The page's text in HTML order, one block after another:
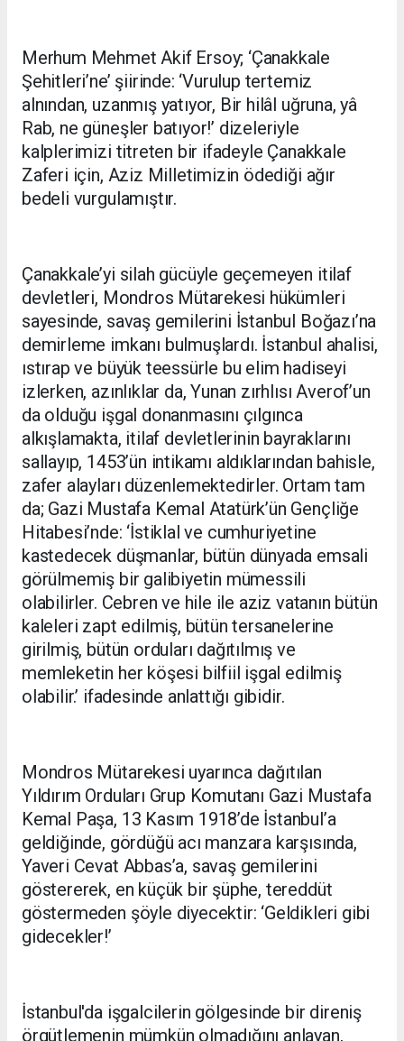
Merhum Mehmet Akif Ersoy; ‘Çanakkale
Şehitleri’ne’ şiirinde: ‘Vurulup tertemiz
alnından, uzanmış yatıyor, Bir hilâl uğruna, yâ
Rab, ne güneşler batıyor!’ dizeleriyle
kalplerimizi titreten bir ifadeyle Çanakkale
Zaferi için, Aziz Milletimizin ödediği ağır
bedeli vurgulamıştır.
Çanakkale’yi silah gücüyle geçemeyen itilaf
devletleri, Mondros Mütarekesi hükümleri
sayesinde, savaş gemilerini İstanbul Boğazı’na
demirleme imkanı bulmuşlardı. İstanbul ahalisi,
ıstırap ve büyük teessürle bu elim hadiseyi
izlerken, azınlıklar da, Yunan zırhlısı Averof’un
da olduğu işgal donanmasını çılgınca
alkışlamakta, itilaf devletlerinin bayraklarını
sallayıp, 1453’ün intikamı aldıklarından bahisle,
zafer alayları düzenlemektedirler. Ortam tam
da; Gazi Mustafa Kemal Atatürk’ün Gençliğe
Hitabesi’nde: ‘İstiklal ve cumhuriyetine
kastedecek düşmanlar, bütün dünyada emsali
görülmemiş bir galibiyetin mümessili
olabilirler. Cebren ve hile ile aziz vatanın bütün
kaleleri zapt edilmiş, bütün tersanelerine
girilmiş, bütün orduları dağıtılmış ve
memleketin her köşesi bilfiil işgal edilmiş
olabilir.’ ifadesinde anlattığı gibidir.
Mondros Mütarekesi uyarınca dağıtılan
Yıldırım Orduları Grup Komutanı Gazi Mustafa
Kemal Paşa, 13 Kasım 1918’de İstanbul’a
geldiğinde, gördüğü acı manzara karşısında,
Yaveri Cevat Abbas’a, savaş gemilerini
göstererek, en küçük bir şüphe, tereddüt
göstermeden şöyle diyecektir: ‘Geldikleri gibi
gidecekler!’
İstanbul'da işgalcilerin gölgesinde bir direniş
örgütlemenin mümkün olmadığını anlayan,